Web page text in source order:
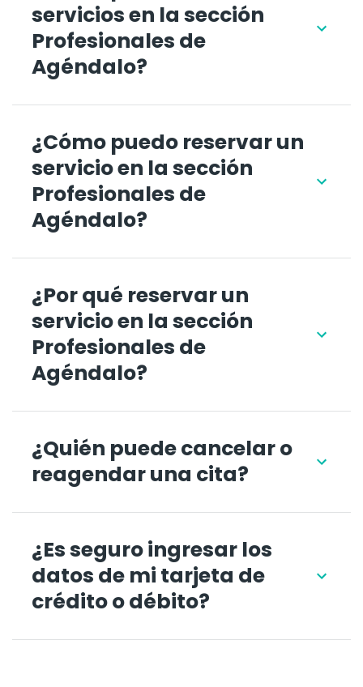
servicios en la sección
Profesionales de
Agéndalo?
¿Cómo puedo reservar un
servicio en la sección
Profesionales de
Agéndalo?
¿Por qué reservar un
servicio en la sección
Profesionales de
Agéndalo?
¿Quién puede cancelar o
reagendar una cita?
¿Es seguro ingresar los
datos de mi tarjeta de
crédito o débito?